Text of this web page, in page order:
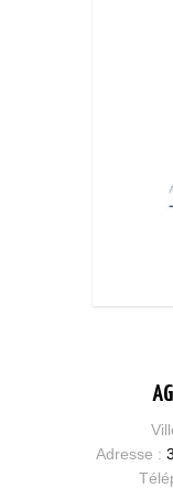
Adresse :